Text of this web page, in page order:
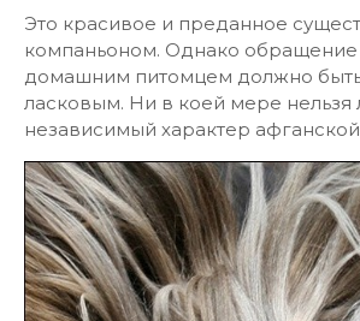
Это красивое и преданное
компаньоном. Однако обращение
домашним питомцем должно
ласковым. Ни в коей мере нельзя
независимый характер